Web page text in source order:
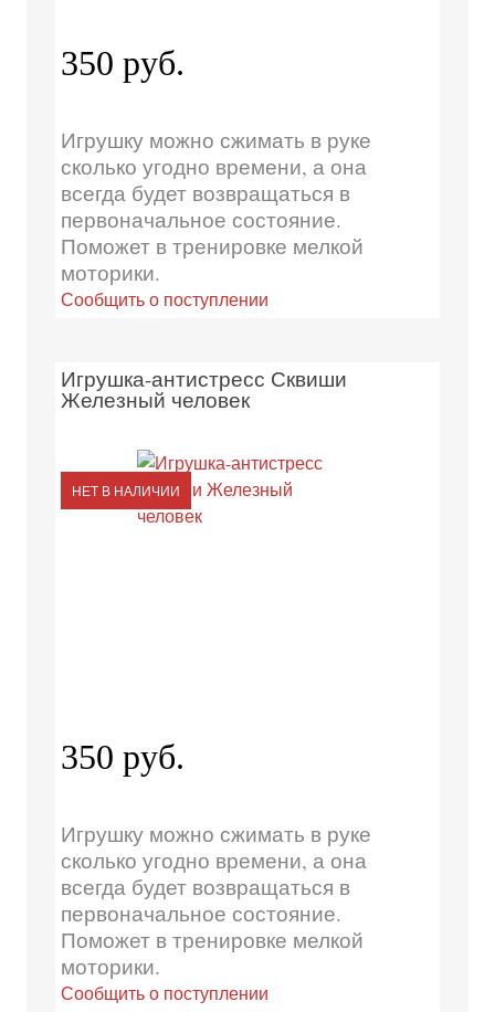
350 руб.
Игрушку можно сжимать в руке
сколько угодно времени, а она
всегда будет возвращаться в
первоначальное состояние.
Поможет в тренировке мелкой
моторики.
Сообщить о поступлении
Игрушка-антистресс Сквиши
Железный человек
НЕТ В НАЛИЧИИ
350 руб.
Игрушку можно сжимать в руке
сколько угодно времени, а она
всегда будет возвращаться в
первоначальное состояние.
Поможет в тренировке мелкой
моторики.
Сообщить о поступлении